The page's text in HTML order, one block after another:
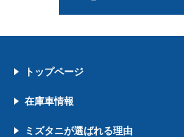
トップページ
在庫車情報
ミズタニが選ばれる理由